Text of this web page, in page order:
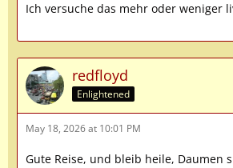
Ich versuche das mehr oder weniger
redfloyd
Enlightened
May 18, 2026 at 10:01 PM
Gute Reise, und bleib heile, Daumen